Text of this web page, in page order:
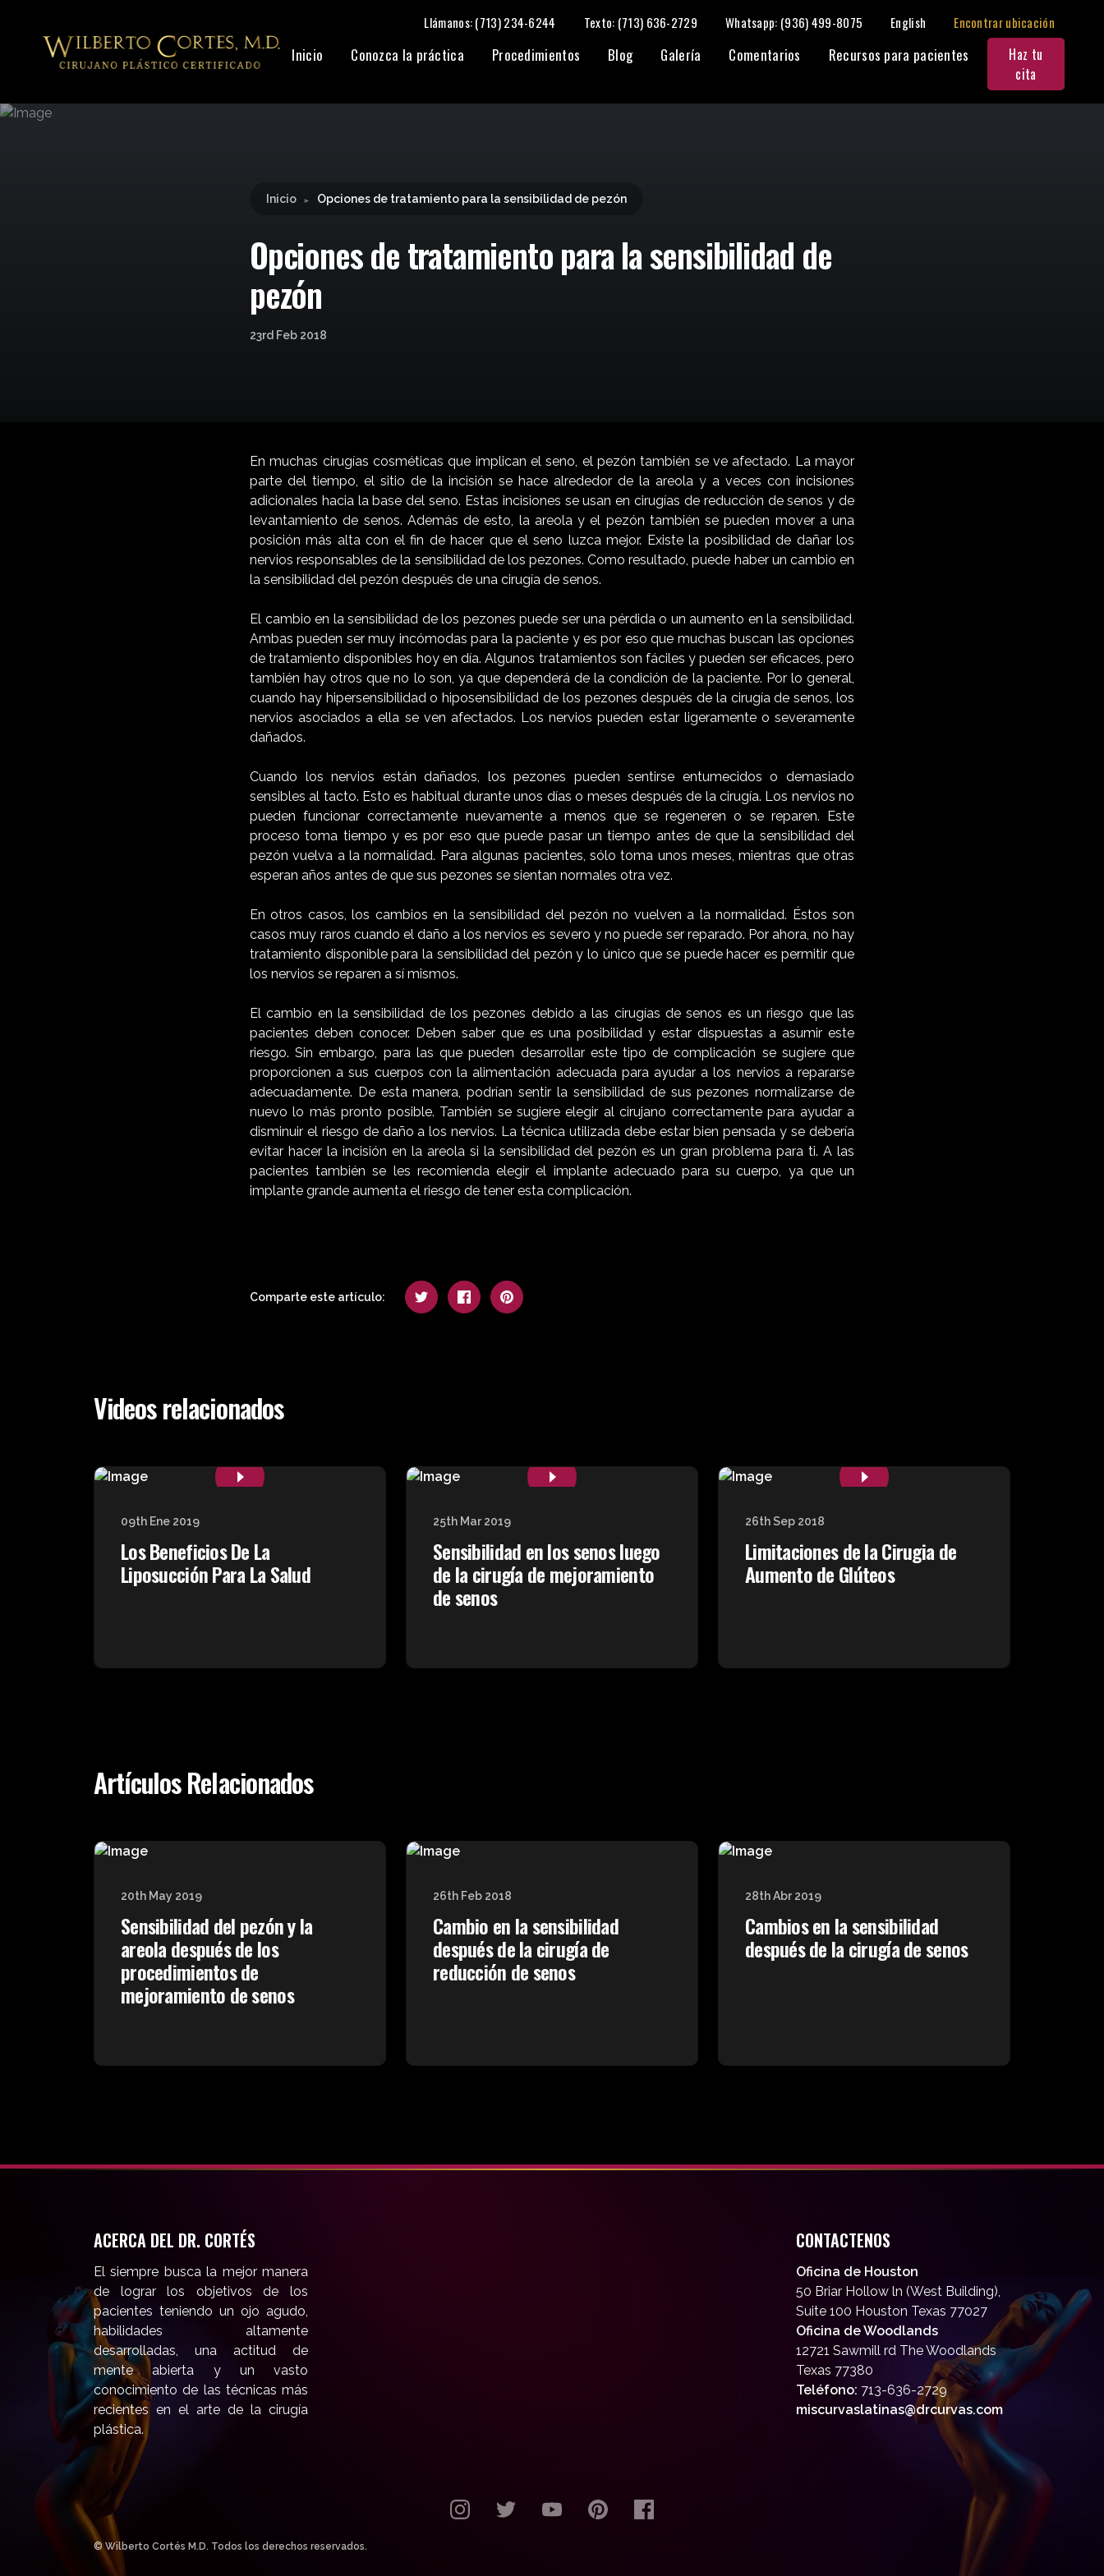
Llámanos: (713) 234-6244 Texto: (713) 636-2729 Whatsapp: (936) 499-8075 English Encontrar ubicación
Inicio Conozca la práctica Procedimientos Blog Galería Comentarios Recursos para pacientes
Haz tu
cita
Opciones de tratamiento para la sensibilidad de pezón Compartir:
Inicio ► Opciones de tratamiento para la sensibilidad de pezón
Opciones de tratamiento para la sensibilidad de
pezón
23rd Feb 2018
En muchas cirugías cosméticas que implican el seno, el pezón también se ve afectado. La mayor
parte del tiempo, el sitio de la incisión se hace alrededor de la areola y a veces con incisiones
adicionales hacia la base del seno. Estas incisiones se usan en cirugías de reducción de senos y de
levantamiento de senos. Además de esto, la areola y el pezón también se pueden mover a una
posición más alta con el fin de hacer que el seno luzca mejor. Existe la posibilidad de dañar los
nervios responsables de la sensibilidad de los pezones. Como resultado, puede haber un cambio en
la sensibilidad del pezón después de una cirugía de senos.
El cambio en la sensibilidad de los pezones puede ser una pérdida o un aumento en la sensibilidad.
Ambas pueden ser muy incómodas para la paciente y es por eso que muchas buscan las opciones
de tratamiento disponibles hoy en día. Algunos tratamientos son fáciles y pueden ser eficaces, pero
también hay otros que no lo son, ya que dependerá de la condición de la paciente. Por lo general,
cuando hay hipersensibilidad o hiposensibilidad de los pezones después de la cirugía de senos, los
nervios asociados a ella se ven afectados. Los nervios pueden estar ligeramente o severamente
dañados.
Cuando los nervios están dañados, los pezones pueden sentirse entumecidos o demasiado
sensibles al tacto. Esto es habitual durante unos días o meses después de la cirugía. Los nervios no
pueden funcionar correctamente nuevamente a menos que se regeneren o se reparen. Este
proceso toma tiempo y es por eso que puede pasar un tiempo antes de que la sensibilidad del
pezón vuelva a la normalidad. Para algunas pacientes, sólo toma unos meses, mientras que otras
esperan años antes de que sus pezones se sientan normales otra vez.
En otros casos, los cambios en la sensibilidad del pezón no vuelven a la normalidad. Éstos son
casos muy raros cuando el daño a los nervios es severo y no puede ser reparado. Por ahora, no hay
tratamiento disponible para la sensibilidad del pezón y lo único que se puede hacer es permitir que
los nervios se reparen a sí mismos.
El cambio en la sensibilidad de los pezones debido a las cirugías de senos es un riesgo que las
pacientes deben conocer. Deben saber que es una posibilidad y estar dispuestas a asumir este
riesgo. Sin embargo, para las que pueden desarrollar este tipo de complicación se sugiere que
proporcionen a sus cuerpos con la alimentación adecuada para ayudar a los nervios a repararse
adecuadamente. De esta manera, podrían sentir la sensibilidad de sus pezones normalizarse de
nuevo lo más pronto posible. También se sugiere elegir al cirujano correctamente para ayudar a
disminuir el riesgo de daño a los nervios. La técnica utilizada debe estar bien pensada y se debería
evitar hacer la incisión en la areola si la sensibilidad del pezón es un gran problema para ti. A las
pacientes también se les recomienda elegir el implante adecuado para su cuerpo, ya que un
implante grande aumenta el riesgo de tener esta complicación.
Comparte este artículo:
Videos relacionados
09th Ene 2019
Los Beneficios De La
Liposucción Para La Salud
25th Mar 2019
Sensibilidad en los senos luego
de la cirugía de mejoramiento
de senos
26th Sep 2018
Limitaciones de la Cirugia de
Aumento de Glúteos
Artículos Relacionados
20th May 2019
Sensibilidad del pezón y la
areola después de los
procedimientos de
mejoramiento de senos
26th Feb 2018
Cambio en la sensibilidad
después de la cirugía de
reducción de senos
28th Abr 2019
Cambios en la sensibilidad
después de la cirugía de senos
ACERCA DEL DR. CORTÉS
El siempre busca la mejor manera
de lograr los objetivos de los
pacientes teniendo un ojo agudo,
habilidades altamente
desarrolladas, una actitud de
mente abierta y un vasto
conocimiento de las técnicas más
recientes en el arte de la cirugía
plástica.
CONTACTENOS
Oficina de Houston
50 Briar Hollow ln (West Building),
Suite 100 Houston Texas 77027
Oficina de Woodlands
12721 Sawmill rd The Woodlands
Texas 77380
Teléfono: 713-636-2729
miscurvaslatinas@drcurvas.com
© Wilberto Cortés M.D. Todos los derechos reservados.